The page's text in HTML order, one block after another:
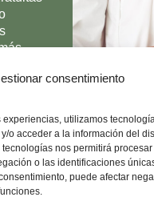
consentimiento
experiencias, utilizamos
o acceder a la información del
nos permitirá procesar
o las identificaciones
puede afectar
Política
de
(+34)
935